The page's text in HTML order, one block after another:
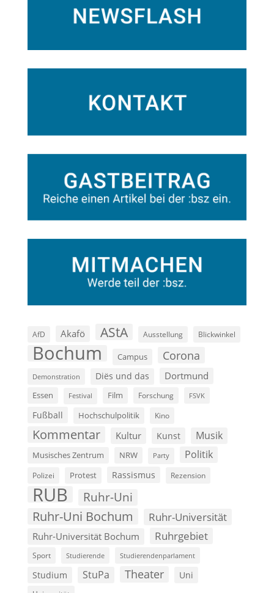
AfD Akafö AStA Ausstellung Blickwinkel
Bochum Campus Corona
Demonstration Diës und das Dortmund
Essen Festival Film Forschung FSVK
Fußball Hochschulpolitik Kino
Kommentar Kultur Kunst Musik
Musisches Zentrum NRW Party Politik
Polizei Protest Rassismus Rezension
RUB Ruhr-Uni
Ruhr-Uni Bochum Ruhr-Universität
Ruhr-Universität Bochum Ruhrgebiet
Sport Studierende Studierendenparlament
Studium StuPa Theater Uni